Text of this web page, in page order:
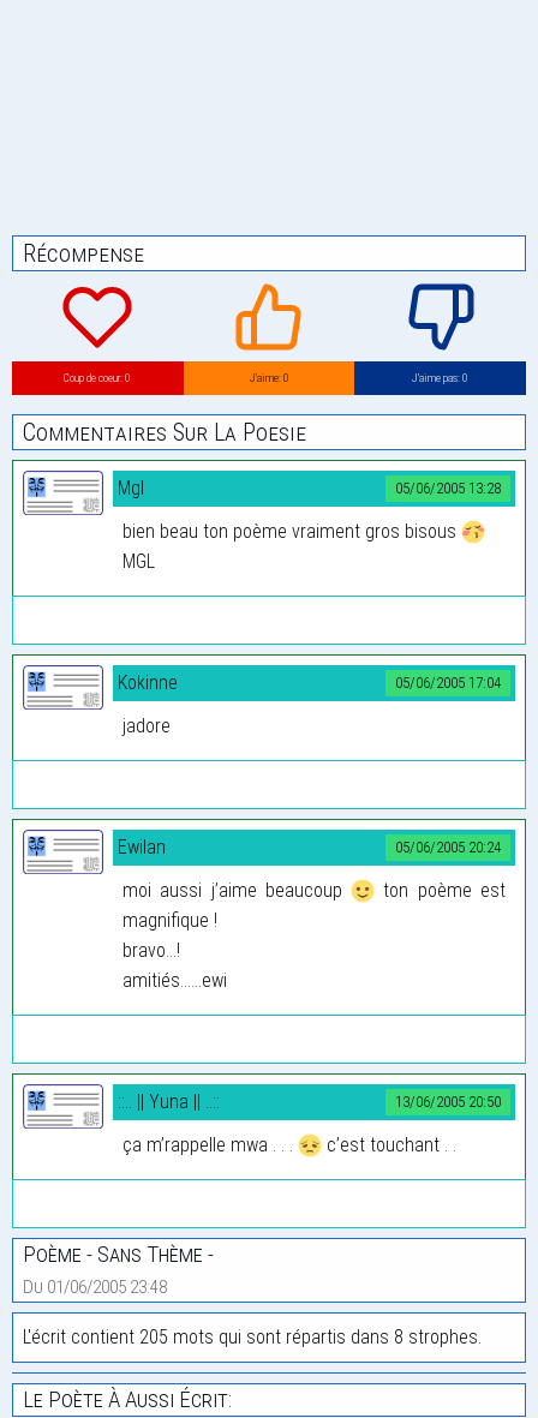
Récompense
Coup de coeur: 0 J’aime: 0 J’aime pas: 0
Commentaires Sur La Poesie
05/06/2005 13:28
Mgl
bien beau ton poème vraiment gros bisous
MGL
05/06/2005 17:04
Kokinne
jadore
05/06/2005 20:24
Ewilan
moi aussi j’aime beaucoup
ton poème est
magnifique !
bravo...!
amitiés......ewi
13/06/2005 20:50
::.. || Yuna || ..::
ça m’rappelle mwa . . .
c’est touchant . .
Poème - Sans Thème -
Du 01/06/2005 23:48
L'écrit contient 205 mots qui sont répartis dans 8 strophes.
Le Poète À Aussi Écrit: